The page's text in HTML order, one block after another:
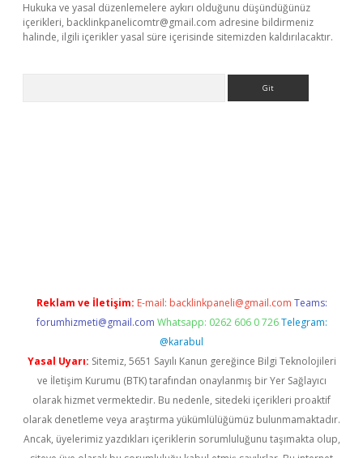
Hukuka ve yasal düzenlemelere aykırı olduğunu düşündüğünüz
içerikleri, backlinkpanelicomtr@gmail.com adresine bildirmeniz
halinde, ilgili içerikler yasal süre içerisinde sitemizden kaldırılacaktır.
Reklam ve İletişim: E-mail: backlinkpaneli@gmail.com Teams:
forumhizmeti@gmail.com Whatsapp: 0262 606 0 726 Telegram:
@karabul
Yasal Uyarı: Sitemiz, 5651 Sayılı Kanun gereğince Bilgi Teknolojileri
ve İletişim Kurumu (BTK) tarafından onaylanmış bir Yer Sağlayıcı
olarak hizmet vermektedir. Bu nedenle, sitedeki içerikleri proaktif
olarak denetleme veya araştırma yükümlülüğümüz bulunmamaktadır.
Ancak, üyelerimiz yazdıkları içeriklerin sorumluluğunu taşımakta olup,